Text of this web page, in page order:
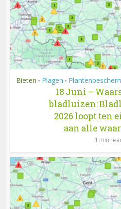
Bieten • Plagen •
18 Juni –
bladluizen:
2026 loopt ten
aan alle
1 min